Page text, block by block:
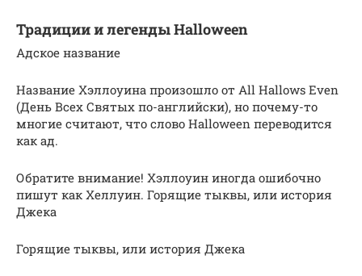
Традиции и легенды Halloween
Адское название
Название Хэллоуина произошло от All Hallows Even
(День Всех Святых по-английски), но почему-то
многие считают, что слово Halloween переводится
как ад.
Обратите внимание! Хэллоуин иногда ошибочно
пишут как Хеллуин. Горящие тыквы, или история
Джека
Горящие тыквы, или история Джека